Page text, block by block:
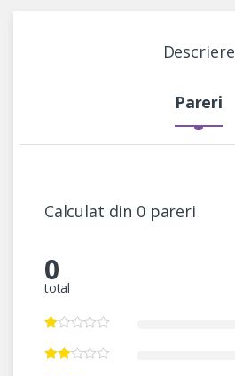
Descriere
Pareri
Calculat din 0 pareri
0
total